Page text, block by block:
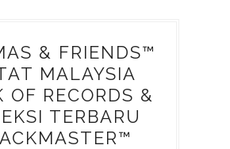
& FRIENDS™
MALAYSIA
OF RECORDS &
TERBARU